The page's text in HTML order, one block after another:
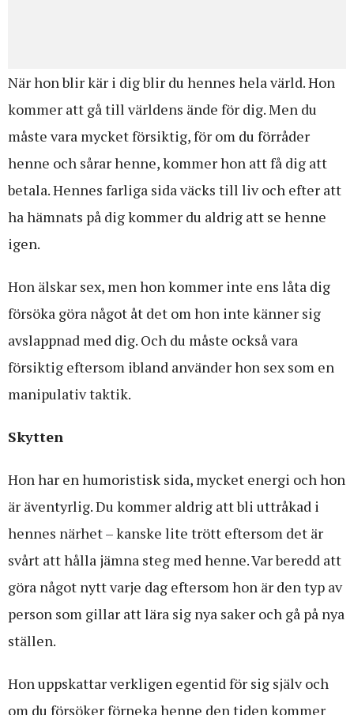
När hon blir kär i dig blir du hennes hela värld. Hon
kommer att gå till världens ände för dig. Men du
måste vara mycket försiktig, för om du förråder
henne och sårar henne, kommer hon att få dig att
betala. Hennes farliga sida väcks till liv och efter att
ha hämnats på dig kommer du aldrig att se henne
igen.
Hon älskar sex, men hon kommer inte ens låta dig
försöka göra något åt ​​det om hon inte känner sig
avslappnad med dig. Och du måste också vara
försiktig eftersom ibland använder hon sex som en
manipulativ taktik.
Skytten
Hon har en humoristisk sida, mycket energi och hon
är äventyrlig. Du kommer aldrig att bli uttråkad i
hennes närhet – kanske lite trött eftersom det är
svårt att hålla jämna steg med henne. Var beredd att
göra något nytt varje dag eftersom hon är den typ av
person som gillar att lära sig nya saker och gå på nya
ställen.
Hon uppskattar verkligen egentid för sig själv och
om du försöker förneka henne den tiden kommer